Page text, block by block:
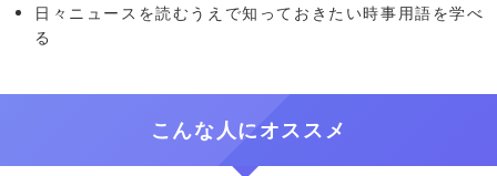
日々ニュースを読むうえで知っておきたい時事用語を学べ
る
こんな人にオススメ